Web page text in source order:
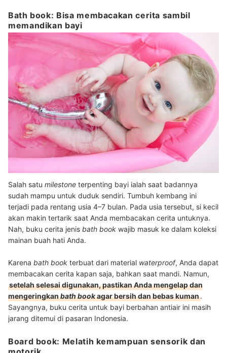
Bath book: Bisa membacakan cerita sambil
memandikan bayi
Salah satu milestone terpenting bayi ialah saat badannya
sudah mampu untuk duduk sendiri. Tumbuh kembang ini
terjadi pada rentang usia 4–7 bulan. Pada usia tersebut, si kecil
akan makin tertarik saat Anda membacakan cerita untuknya.
Nah, buku cerita jenis bath book wajib masuk ke dalam koleksi
mainan buah hati Anda.
Karena bath book terbuat dari material waterproof, Anda dapat
membacakan cerita kapan saja, bahkan saat mandi. Namun,
setelah selesai digunakan, pastikan Anda mengelap dan
mengeringkanbath bookagar bersih dan bebas kuman.
Sayangnya, buku cerita untuk bayi berbahan antiair ini masih
jarang ditemui di pasaran Indonesia.
Board book: Melatih kemampuan sensorik dan